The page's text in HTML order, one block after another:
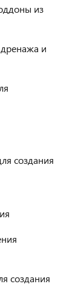
из
и
создания
создания